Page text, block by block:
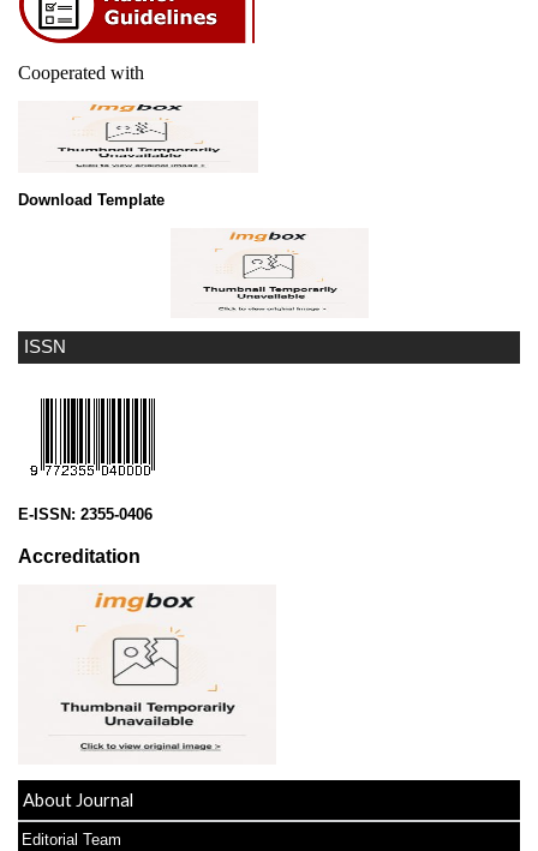
ISSN
E-ISSN: 2355-0406
Accreditation
About Journal
Editorial Team
Cooperated with
Download Template